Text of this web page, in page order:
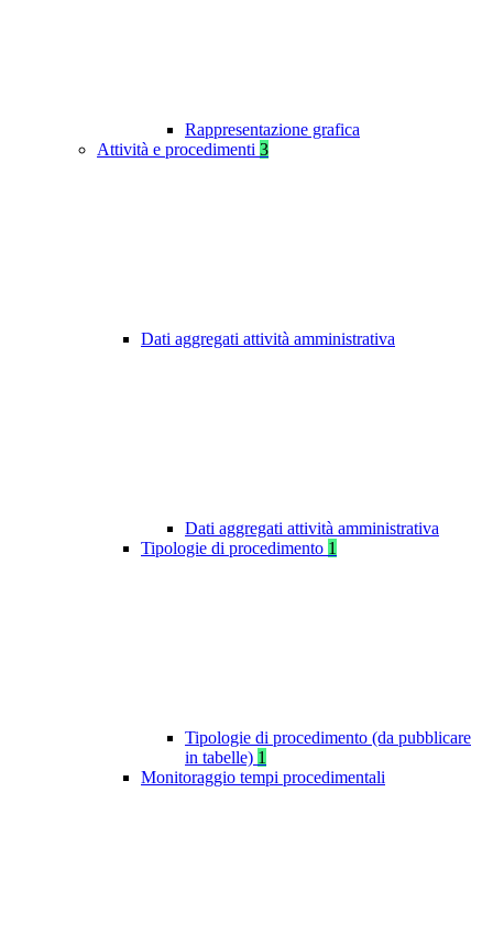
Rappresentazione grafica
Attività e procedimenti 3
Dati aggregati attività amministrativa
Dati aggregati attività amministrativa
Tipologie di procedimento 1
Tipologie di procedimento (da pubblicare
in tabelle) 1
Monitoraggio tempi procedimentali